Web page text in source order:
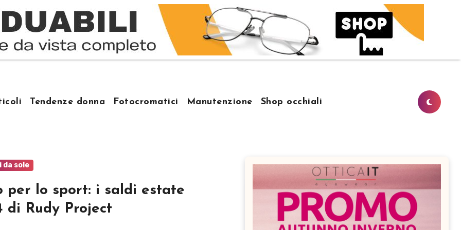
Tendenze donna Fotocromatici Manutenzione Shop occhiali
da sole
per lo sport: i saldi estate
di Rudy Project